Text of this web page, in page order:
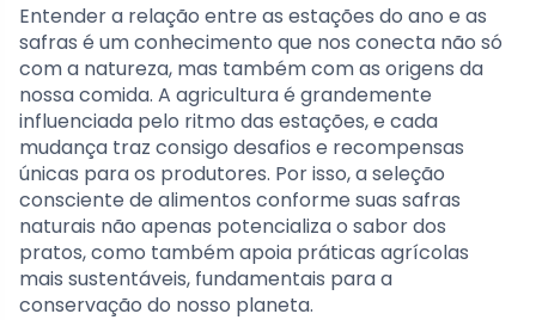
Entender a relação entre as estações do ano e as
safras é um conhecimento que nos conecta não só
com a natureza, mas também com as origens da
nossa comida. A agricultura é grandemente
influenciada pelo ritmo das estações, e cada
mudança traz consigo desafios e recompensas
únicas para os produtores. Por isso, a seleção
consciente de alimentos conforme suas safras
naturais não apenas potencializa o sabor dos
pratos, como também apoia práticas agrícolas
mais sustentáveis, fundamentais para a
conservação do nosso planeta.